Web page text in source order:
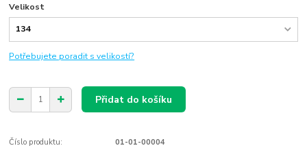
Velikost
Potřebujete poradit s velikostí?
Přidat do košíku
Číslo produktu: 01-01-00004